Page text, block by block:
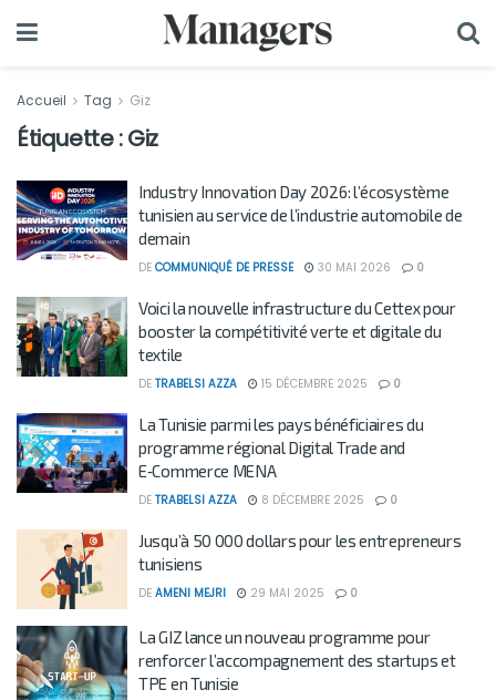
Accueil Tag Giz
Étiquette :Giz
Industry Innovation Day 2026: l’écosystème
tunisien au service de l’industrie automobile de
demain
DE COMMUNIQUÉ DE PRESSE 30 MAI 2026 0
Voici la nouvelle infrastructure du Cettex pour
booster la compétitivité verte et digitale du
textile
DE TRABELSI AZZA 15 DÉCEMBRE 2025 0
La Tunisie parmi les pays bénéficiaires du
programme régional Digital Trade and
E‑Commerce MENA
DE TRABELSI AZZA 8 DÉCEMBRE 2025 0
Jusqu’à 50 000 dollars pour les entrepreneurs
tunisiens
DE AMENI MEJRI 29 MAI 2025 0
La GIZ lance un nouveau programme pour
renforcer l’accompagnement des startups et
TPE en Tunisie